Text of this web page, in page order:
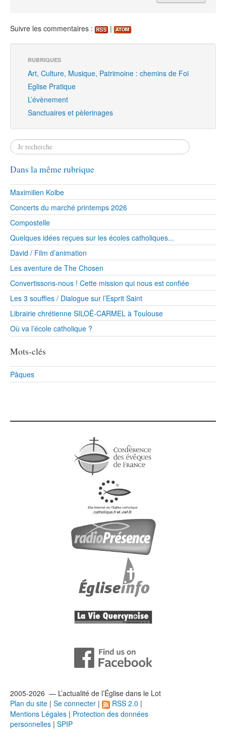
Suivre les commentaires : |
RUBRIQUES
Art, Culture, Musique, Patrimoine : chemins de Foi
Eglise Pratique
L’évènement
Sanctuaires et pèlerinages
Dans la même rubrique
Maximilien Kolbe
Concerts du marché printemps 2026
Compostelle
Quelques idées reçues sur les écoles catholiques...
David / Film d’animation
Les aventure de The Chosen
Convertissons-nous ! Cette mission qui nous est confiée
Les 3 souffles / Dialogue sur l’Esprit Saint
Librairie chrétienne SILOË-CARMEL à Toulouse
Où va l’école catholique ?
Mots-clés
Pâques
2005-2026 — L’actualité de l’Église dans le Lot
Plan du site | Se connecter | RSS 2.0 |
Mentions Légales | Protection des données
personnelles | SPIP